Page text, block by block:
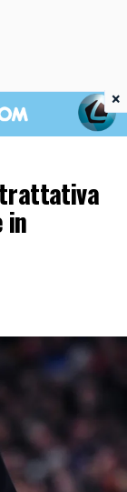
in
×